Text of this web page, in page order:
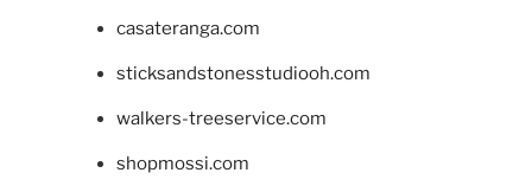
casateranga.com
sticksandstonesstudiooh.com
walkers-treeservice.com
shopmossi.com